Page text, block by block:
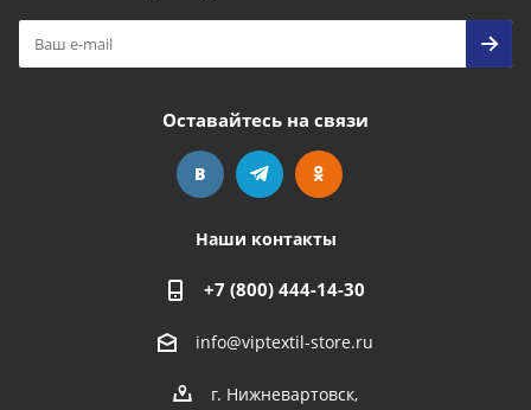
Оставайтесь на связи
Наши контакты
+7 (800) 444-14-30
info@viptextil-store.ru
г. Нижневартовск,